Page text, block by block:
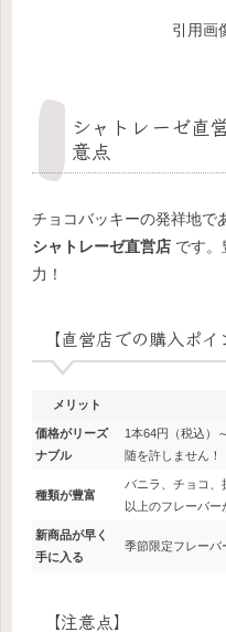
引用画
シャトレーゼ直
意点
チョコバッキーの発祥地で
シャトレーゼ直営店 です
力！
【直営店での購入ポイ
メリット
価格がリーズ
ナブル
1本64円（税込）
随を許しません！
種類が豊富
バニラ、チョコ、
以上のフレーバー
新商品が早く
手に入る
季節限定フレーバ
【注意点】